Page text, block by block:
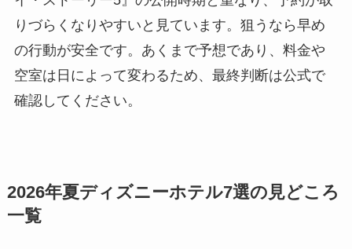
りづらくなりやすいと見ています。狙うなら早め
の行動が安全です。あくまで予想であり、料金や
空室は日によって変わるため、最終判断は公式で
確認してください。
2026年夏ディズニーホテル7選の見どころ
一覧